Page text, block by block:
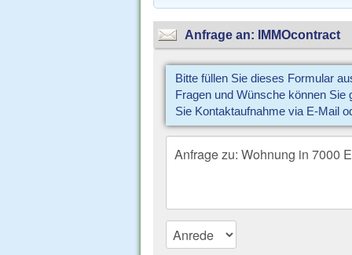
Anfrage an: IMMOcontract
Bitte füllen Sie dieses Formular
Fragen und Wünsche können
Sie Kontaktaufnahme via E-Mail